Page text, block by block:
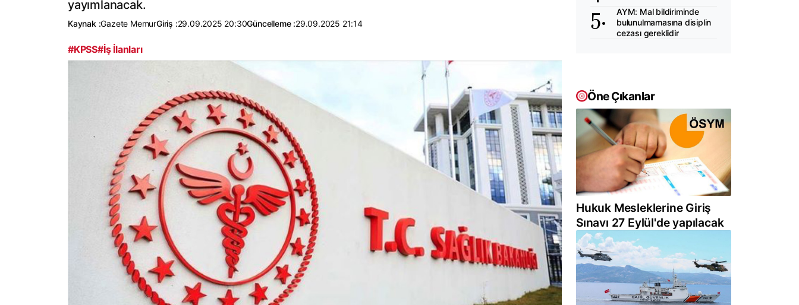
yayımlanacak.
Kaynak :Gazete MemurGiriş :29.09.2025 20:30Güncelleme :29.09.2025 21:14
#KPSS#İş İlanları
AYM: Mal bildiriminde
bulunulmamasına disiplin
cezası gereklidir
Öne Çıkanlar
Hukuk Mesleklerine Giriş
Sınavı 27 Eylül'de yapılacak